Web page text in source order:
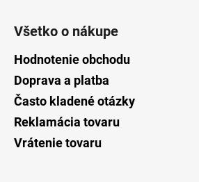
Všetko o nákupe
Hodnotenie obchodu
Doprava a platba
Často kladené otázky
Reklamácia tovaru
Vrátenie tovaru